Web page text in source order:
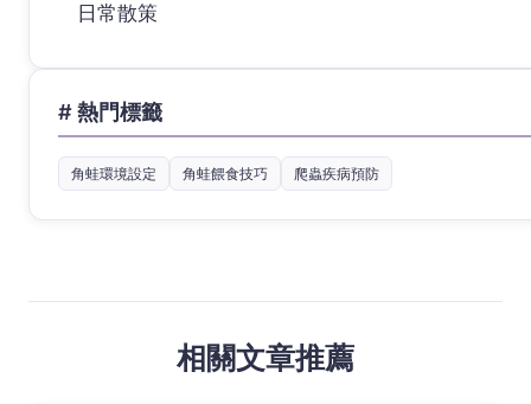
日常散策
# 熱門標籤
角蛙環境設定 角蛙餵食技巧 爬蟲疾病預防
相關文章推薦